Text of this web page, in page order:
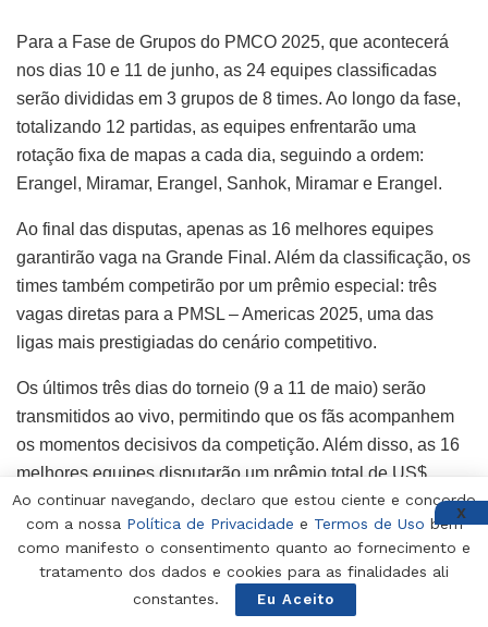
Para a Fase de Grupos do PMCO 2025, que acontecerá
nos dias 10 e 11 de junho, as 24 equipes classificadas
serão divididas em 3 grupos de 8 times. Ao longo da fase,
totalizando 12 partidas, as equipes enfrentarão uma
rotação fixa de mapas a cada dia, seguindo a ordem:
Erangel, Miramar, Erangel, Sanhok, Miramar e Erangel.
Ao final das disputas, apenas as 16 melhores equipes
garantirão vaga na Grande Final. Além da classificação, os
times também competirão por um prêmio especial: três
vagas diretas para a PMSL – Americas 2025, uma das
ligas mais prestigiadas do cenário competitivo.
Os últimos três dias do torneio (9 a 11 de maio) serão
transmitidos ao vivo, permitindo que os fãs acompanhem
os momentos decisivos da competição. Além disso, as 16
melhores equipes disputarão um prêmio total de US$
5.000, trazendo ainda mais emoção para o campeonato.
A Grande Final do PMCO 2025 acontecerá entre os dias 9
e 11 de maio, reunindo as 16 melhores equipes
classificadas na Fase de Grupos.
Ao continuar navegando, declaro que estou ciente e concordo
com a nossa Política de Privacidade e Termos de Uso bem
como manifesto o consentimento quanto ao fornecimento e
tratamento dos dados e cookies para as finalidades ali
constantes.
Eu Aceito
X